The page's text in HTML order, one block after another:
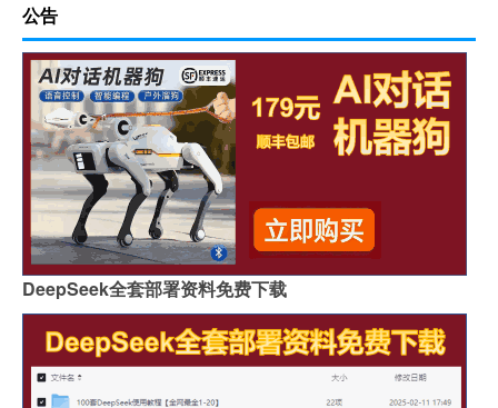
公告
DeepSeek全套部署资料免费下载